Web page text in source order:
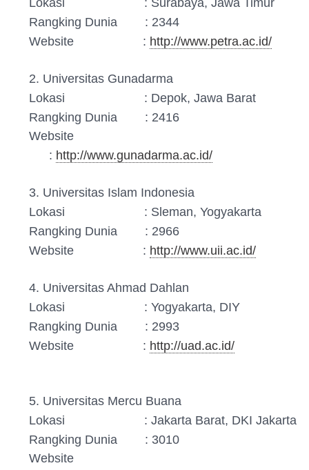
Lokasi : Surabaya, Jawa Timur
Rangking Dunia : 2344
Website : http://www.petra.ac.id/
2. Universitas Gunadarma
Lokasi : Depok, Jawa Barat
Rangking Dunia : 2416
Website
: http://www.gunadarma.ac.id/
3. Universitas Islam Indonesia
Lokasi : Sleman, Yogyakarta
Rangking Dunia : 2966
Website : http://www.uii.ac.id/
4. Universitas Ahmad Dahlan
Lokasi : Yogyakarta, DIY
Rangking Dunia : 2993
Website : http://uad.ac.id/
5. Universitas Mercu Buana
Lokasi : Jakarta Barat, DKI Jakarta
Rangking Dunia : 3010
Website